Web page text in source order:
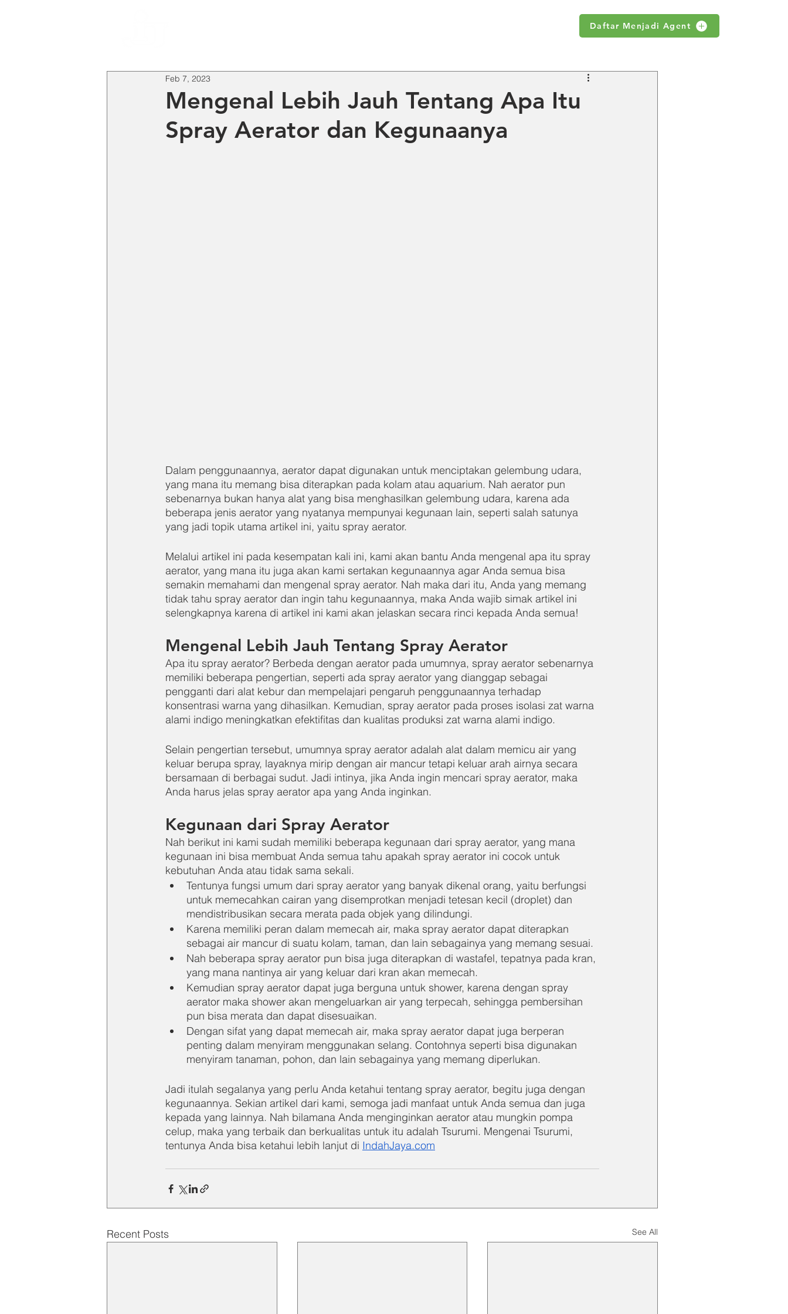
Daftar Menjadi Agent
Mengenal Lebih Jauh Tentang Apa Itu
Spray Aerator dan Kegunaanya
Feb 7, 2023
Dalam penggunaannya, aerator dapat digunakan untuk menciptakan gelembung udara,
yang mana itu memang bisa diterapkan pada kolam atau aquarium. Nah aerator pun
sebenarnya bukan hanya alat yang bisa menghasilkan gelembung udara, karena ada
beberapa jenis aerator yang nyatanya mempunyai kegunaan lain, seperti salah satunya
yang jadi topik utama artikel ini, yaitu spray aerator.
Melalui artikel ini pada kesempatan kali ini, kami akan bantu Anda mengenal apa itu spray
aerator, yang mana itu juga akan kami sertakan kegunaannya agar Anda semua bisa
semakin memahami dan mengenal spray aerator. Nah maka dari itu, Anda yang memang
tidak tahu spray aerator dan ingin tahu kegunaannya, maka Anda wajib simak artikel ini
selengkapnya karena di artikel ini kami akan jelaskan secara rinci kepada Anda semua!
Mengenal Lebih Jauh Tentang Spray Aerator
Apa itu spray aerator? Berbeda dengan aerator pada umumnya, spray aerator sebenarnya
memiliki beberapa pengertian, seperti ada spray aerator yang dianggap sebagai
pengganti dari alat kebur dan mempelajari pengaruh penggunaannya terhadap
konsentrasi warna yang dihasilkan. Kemudian, spray aerator pada proses isolasi zat warna
alami indigo meningkatkan efektifitas dan kualitas produksi zat warna alami indigo.
Selain pengertian tersebut, umumnya spray aerator adalah alat dalam memicu air yang
keluar berupa spray, layaknya mirip dengan air mancur tetapi keluar arah airnya secara
bersamaan di berbagai sudut. Jadi intinya, jika Anda ingin mencari spray aerator, maka
Anda harus jelas spray aerator apa yang Anda inginkan.
Kegunaan dari Spray Aerator
Nah berikut ini kami sudah memiliki beberapa kegunaan dari spray aerator, yang mana
kegunaan ini bisa membuat Anda semua tahu apakah spray aerator ini cocok untuk
kebutuhan Anda atau tidak sama sekali.
Tentunya fungsi umum dari spray aerator yang banyak dikenal orang, yaitu berfungsi
untuk memecahkan cairan yang disemprotkan menjadi tetesan kecil (droplet) dan
mendistribusikan secara merata pada objek yang dilindungi.
Karena memiliki peran dalam memecah air, maka spray aerator dapat diterapkan
sebagai air mancur di suatu kolam, taman, dan lain sebagainya yang memang sesuai.
Nah beberapa spray aerator pun bisa juga diterapkan di wastafel, tepatnya pada kran,
yang mana nantinya air yang keluar dari kran akan memecah.
Kemudian spray aerator dapat juga berguna untuk shower, karena dengan spray
aerator maka shower akan mengeluarkan air yang terpecah, sehingga pembersihan
pun bisa merata dan dapat disesuaikan.
Dengan sifat yang dapat memecah air, maka spray aerator dapat juga berperan
penting dalam menyiram menggunakan selang. Contohnya seperti bisa digunakan
menyiram tanaman, pohon, dan lain sebagainya yang memang diperlukan.
Jadi itulah segalanya yang perlu Anda ketahui tentang spray aerator, begitu juga dengan
kegunaannya. Sekian artikel dari kami, semoga jadi manfaat untuk Anda semua dan juga
kepada yang lainnya. Nah bilamana Anda menginginkan aerator atau mungkin pompa
celup, maka yang terbaik dan berkualitas untuk itu adalah Tsurumi. Mengenai Tsurumi,
tentunya Anda bisa ketahui lebih lanjut di IndahJaya.com
Recent Posts See All